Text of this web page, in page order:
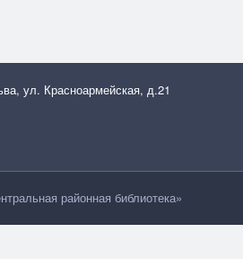
ул. Красноармейская, д.21
районная библиотека»